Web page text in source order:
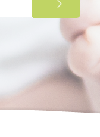
PRIJAVITE SE